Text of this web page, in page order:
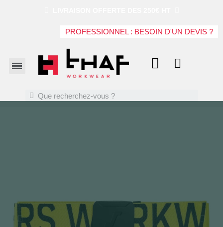
PROFESSIONNEL : BESOIN D'UN DEVIS ?